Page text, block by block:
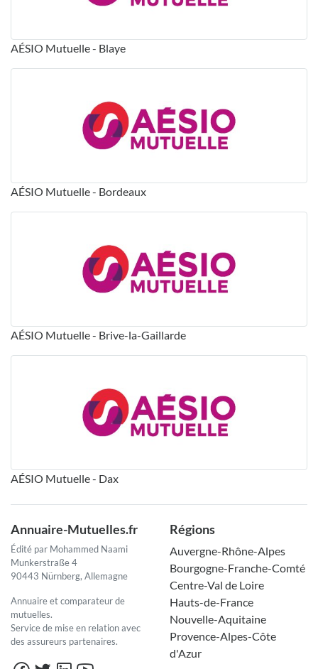
AÉSIO Mutuelle - Blaye
AÉSIO Mutuelle - Bordeaux
AÉSIO Mutuelle - Brive-la-Gaillarde
AÉSIO Mutuelle - Dax
Annuaire-Mutuelles.fr
Édité par Mohammed Naami
Munkerstraße 4
90443 Nürnberg, Allemagne
Annuaire et comparateur de
mutuelles.
Service de mise en relation avec
des assureurs partenaires.
Régions
Auvergne-Rhône-Alpes
Bourgogne-Franche-Comté
Centre-Val de Loire
Hauts-de-France
Nouvelle-Aquitaine
Provence-Alpes-Côte
d'Azur